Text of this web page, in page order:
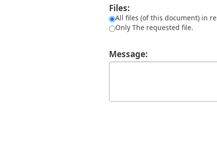
Files:
All files (of this document) in
Only The requested file.
Message: